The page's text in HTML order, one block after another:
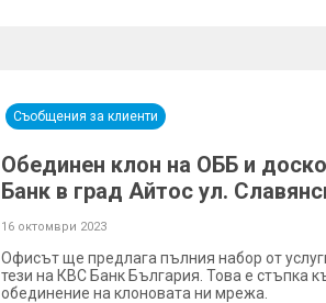
Съобщения за клиенти
Обединен клон на ОББ и
Банк в град Айтос ул.
16 октомври 2023
Офисът ще предлага пълния набор от
тези на КВС Банк България. Това е стъпка
обединение на клоновата ни мрежа.